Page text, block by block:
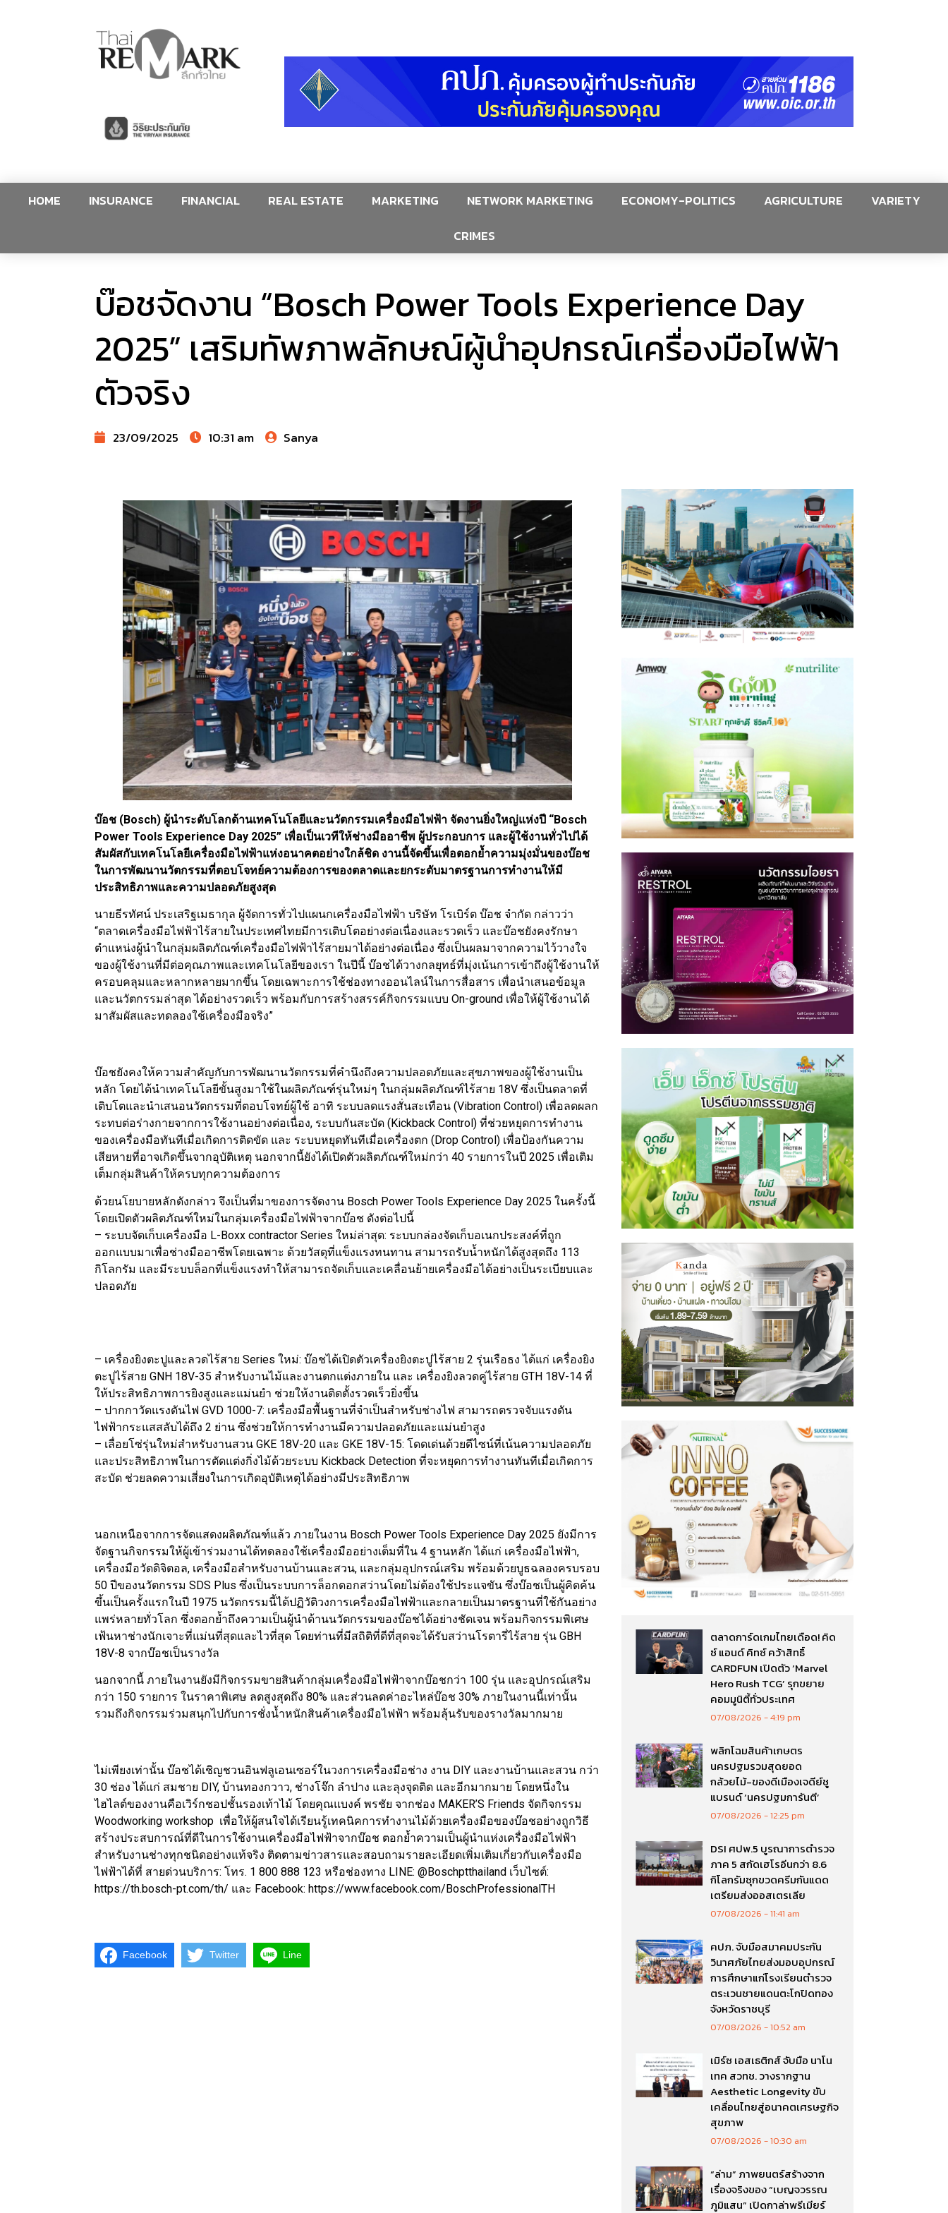
HOME INSURANCE FINANCIAL REAL ESTATE MARKETING NETWORK MARKETING ECONOMY-POLITICS AGRICULTURE
VARIETY
CRIMES
บ๊อชจัดงาน “Bosch Power Tools Experience Day
2025” เสริมทัพภาพลักษณ์ผู้นำอุปกรณ์เครื่องมือไฟฟ้า
ตัวจริง
23/09/2025 10:31 am Sanya
บ๊อช (Bosch) ผู้นำระดับโลกด้านเทคโนโลยีและนวัตกรรมเครื่องมือไฟฟ้า จัดงานยิ่งใหญ่แห่งปี “Bosch
Power Tools Experience Day 2025” เพื่อเป็นเวทีให้ช่างมืออาชีพ ผู้ประกอบการ และผู้ใช้งานทั่วไปได้
สัมผัสกับเทคโนโลยีเครื่องมือไฟฟ้าแห่งอนาคตอย่างใกล้ชิด งานนี้จัดขึ้นเพื่อตอกย้ำความมุ่งมั่นของบ๊อช
ในการพัฒนานวัตกรรมที่ตอบโจทย์ความต้องการของตลาดและยกระดับมาตรฐานการทำงานให้มี
ประสิทธิภาพและความปลอดภัยสูงสุด
นายธีรทัศน์ ประเสริฐเมธากุล ผู้จัดการทั่วไปแผนกเครื่องมือไฟฟ้า บริษัท โรเบิร์ต บ๊อช จำกัด กล่าวว่า
“ตลาดเครื่องมือไฟฟ้าไร้สายในประเทศไทยมีการเติบโตอย่างต่อเนื่องและรวดเร็ว และบ๊อชยังคงรักษา
ตำแหน่งผู้นำในกลุ่มผลิตภัณฑ์เครื่องมือไฟฟ้าไร้สายมาได้อย่างต่อเนื่อง ซึ่งเป็นผลมาจากความไว้วางใจ
ของผู้ใช้งานที่มีต่อคุณภาพและเทคโนโลยีของเรา ในปีนี้ บ๊อชได้วางกลยุทธ์ที่มุ่งเน้นการเข้าถึงผู้ใช้งานให้
ครอบคลุมและหลากหลายมากขึ้น โดยเฉพาะการใช้ช่องทางออนไลน์ในการสื่อสาร เพื่อนำเสนอข้อมูล
และนวัตกรรมล่าสุด ได้อย่างรวดเร็ว พร้อมกับการสร้างสรรค์กิจกรรมแบบ On-ground เพื่อให้ผู้ใช้งานได้
มาสัมผัสและทดลองใช้เครื่องมือจริง”
บ๊อชยังคงให้ความสำคัญกับการพัฒนานวัตกรรมที่คำนึงถึงความปลอดภัยและสุขภาพของผู้ใช้งานเป็น
หลัก โดยได้นำเทคโนโลยีขั้นสูงมาใช้ในผลิตภัณฑ์รุ่นใหม่ๆ ในกลุ่มผลิตภัณฑ์ไร้สาย 18V ซึ่งเป็นตลาดที่
เติบโตและนำเสนอนวัตกรรมที่ตอบโจทย์ผู้ใช้ อาทิ ระบบลดแรงสั่นสะเทือน (Vibration Control) เพื่อลดผลก
ระทบต่อร่างกายจากการใช้งานอย่างต่อเนื่อง, ระบบกันสะบัด (Kickback Control) ที่ช่วยหยุดการทำงาน
ของเครื่องมือทันทีเมื่อเกิดการติดขัด และ ระบบหยุดทันทีเมื่อเครื่องตก (Drop Control) เพื่อป้องกันความ
เสียหายที่อาจเกิดขึ้นจากอุบัติเหตุ นอกจากนี้ยังได้เปิดตัวผลิตภัณฑ์ใหม่กว่า 40 รายการในปี 2025 เพื่อเติม
เต็มกลุ่มสินค้าให้ครบทุกความต้องการ
ด้วยนโยบายหลักดังกล่าว จึงเป็นที่มาของการจัดงาน Bosch Power Tools Experience Day 2025 ในครั้งนี้
โดยเปิดตัวผลิตภัณฑ์ใหม่ในกลุ่มเครื่องมือไฟฟ้าจากบ๊อช ดังต่อไปนี้
– ระบบจัดเก็บเครื่องมือ L-Boxx contractor Series ใหม่ล่าสุด: ระบบกล่องจัดเก็บอเนกประสงค์ที่ถูก
ออกแบบมาเพื่อช่างมืออาชีพโดยเฉพาะ ด้วยวัสดุที่แข็งแรงทนทาน สามารถรับน้ำหนักได้สูงสุดถึง 113
กิโลกรัม และมีระบบล็อกที่แข็งแรงทำให้สามารถจัดเก็บและเคลื่อนย้ายเครื่องมือได้อย่างเป็นระเบียบและ
ปลอดภัย
– เครื่องยิงตะปูและลวดไร้สาย Series ใหม่: บ๊อชได้เปิดตัวเครื่องยิงตะปูไร้สาย 2 รุ่นเรือธง ได้แก่ เครื่องยิง
ตะปูไร้สาย GNH 18V-35 สำหรับงานไม้และงานตกแต่งภายใน และ เครื่องยิงลวดคู่ไร้สาย GTH 18V-14 ที่
ให้ประสิทธิภาพการยิงสูงและแม่นยำ ช่วยให้งานติดตั้งรวดเร็วยิ่งขึ้น
– ปากกาวัดแรงดันไฟ GVD 1000-7: เครื่องมือพื้นฐานที่จำเป็นสำหรับช่างไฟ สามารถตรวจจับแรงดัน
ไฟฟ้ากระแสสลับได้ถึง 2 ย่าน ซึ่งช่วยให้การทำงานมีความปลอดภัยและแม่นยำสูง
– เลื่อยโซ่รุ่นใหม่สำหรับงานสวน GKE 18V-20 และ GKE 18V-15: โดดเด่นด้วยดีไซน์ที่เน้นความปลอดภัย
และประสิทธิภาพในการตัดแต่งกิ่งไม้ด้วยระบบ Kickback Detection ที่จะหยุดการทำงานทันทีเมื่อเกิดการ
สะบัด ช่วยลดความเสี่ยงในการเกิดอุบัติเหตุได้อย่างมีประสิทธิภาพ
นอกเหนือจากการจัดแสดงผลิตภัณฑ์แล้ว ภายในงาน Bosch Power Tools Experience Day 2025 ยังมีการ
จัดฐานกิจกรรมให้ผู้เข้าร่วมงานได้ทดลองใช้เครื่องมืออย่างเต็มที่ใน 4 ฐานหลัก ได้แก่ เครื่องมือไฟฟ้า,
เครื่องมือวัดดิจิตอล, เครื่องมือสำหรับงานบ้านและสวน, และกลุ่มอุปกรณ์เสริม พร้อมด้วยบูธฉลองครบรอบ
50 ปีของนวัตกรรม SDS Plus ซึ่งเป็นระบบการล็อกดอกสว่านโดยไม่ต้องใช้ประแจขัน ซึ่งบ๊อชเป็นผู้คิดค้น
ขึ้นเป็นครั้งแรกในปี 1975 นวัตกรรมนี้ได้ปฏิวัติวงการเครื่องมือไฟฟ้าและกลายเป็นมาตรฐานที่ใช้กันอย่าง
แพร่หลายทั่วโลก ซึ่งตอกย้ำถึงความเป็นผู้นำด้านนวัตกรรมของบ๊อชได้อย่างชัดเจน พร้อมกิจกรรมพิเศษ
เฟ้นหาช่างนักเจาะที่แม่นที่สุดและไวที่สุด โดยท่านที่มีสถิติที่ดีที่สุดจะได้รับสว่านโรตารี่ไร้สาย รุ่น GBH
18V-8 จากบ๊อชเป็นรางวัล
นอกจากนี้ ภายในงานยังมีกิจกรรมขายสินค้ากลุ่มเครื่องมือไฟฟ้าจากบ๊อชกว่า 100 รุ่น และอุปกรณ์เสริม
กว่า 150 รายการ ในราคาพิเศษ ลดสูงสุดถึง 80% และส่วนลดค่าอะไหล่บ๊อช 30% ภายในงานนี้เท่านั้น
รวมถึงกิจกรรมร่วมสนุกไปกับการชั่งน้ำหนักสินค้าเครื่องมือไฟฟ้า พร้อมลุ้นรับของรางวัลมากมาย
ไม่เพียงเท่านั้น บ๊อชได้เชิญชวนอินฟลูเอนเซอร์ในวงการเครื่องมือช่าง งาน DIY และงานบ้านและสวน กว่า
30 ช่อง ได้แก่ สมชาย DIY, บ้านทองกวาว, ช่างโจ๊ก ลำปาง และลุงจุดติด และอีกมากมาย โดยหนึ่งใน
ไฮไลต์ของงานคือเวิร์กชอปชั้นรองเท้าไม้ โดยคุณแบงค์ พรชัย จากช่อง MAKER’S Friends จัดกิจกรรม
Woodworking workshop เพื่อให้ผู้สนใจได้เรียนรู้เทคนิคการทำงานไม้ด้วยเครื่องมือของบ๊อชอย่างถูกวิธี
สร้างประสบการณ์ที่ดีในการใช้งานเครื่องมือไฟฟ้าจากบ๊อช ตอกย้ำความเป็นผู้นำแห่งเครื่องมือไฟฟ้า
สำหรับงานช่างทุกชนิดอย่างแท้จริง ติดตามข่าวสารและสอบถามรายละเอียดเพิ่มเติมเกี่ยวกับเครื่องมือ
ไฟฟ้าได้ที่ สายด่วนบริการ: โทร. 1 800 888 123 หรือช่องทาง LINE: @Boschptthailand เว็บไซต์:
https://th.bosch-pt.com/th/ และ Facebook: https://www.facebook.com/BoschProfessionalTH
Facebook Twitter Line
ตลาดการ์ดเกมไทยเดือด! คิด
ซ์ แอนด์ คิทซ์ คว้าสิทธิ์
CARDFUN เปิดตัว ‘Marvel
Hero Rush TCG’ รุกขยาย
คอมมูนิตี้ทั่วประเทศ
07/08/2026 4:19 pm
พลิกโฉมสินค้าเกษตร
นครปฐมรวมสุดยอด
กล้วยไม้-ของดีเมืองเจดีย์ชู
แบรนด์ ‘นครปฐมการันตี’
07/08/2026 12:25 pm
DSI ศปพ.5 บูรณาการตำรวจ
ภาค 5 สกัดเฮโรอีนกว่า 8.6
กิโลกรัมซุกขวดครีมกันแดด
เตรียมส่งออสเตรเลีย
07/08/2026 11:41 am
คปภ. จับมือสมาคมประกัน
วินาศภัยไทยส่งมอบอุปกรณ์
การศึกษาแก่โรงเรียนตำรวจ
ตระเวนชายแดนตะโกปิดทอง
จังหวัดราชบุรี
07/08/2026 10:52 am
เมิร์ซ เอสเธติกส์ จับมือ นาโน
เทค สวทช. วางรากฐาน
Aesthetic Longevity ขับ
เคลื่อนไทยสู่อนาคตเศรษฐกิจ
สุขภาพ
07/08/2026 10:30 am
“ล่าม” ภาพยนตร์สร้างจาก
เรื่องจริงของ “เบญจวรรณ
ภูมิแสน” เปิดกาล่าพรีเมียร์